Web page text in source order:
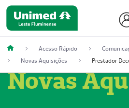
Acesso Rápido
Novas Aquisições
Novas